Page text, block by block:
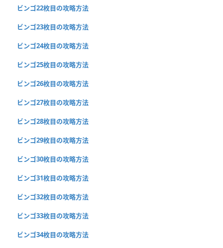
ビンゴ22枚目の攻略方法
ビンゴ23枚目の攻略方法
ビンゴ24枚目の攻略方法
ビンゴ25枚目の攻略方法
ビンゴ26枚目の攻略方法
ビンゴ27枚目の攻略方法
ビンゴ28枚目の攻略方法
ビンゴ29枚目の攻略方法
ビンゴ30枚目の攻略方法
ビンゴ31枚目の攻略方法
ビンゴ32枚目の攻略方法
ビンゴ33枚目の攻略方法
ビンゴ34枚目の攻略方法